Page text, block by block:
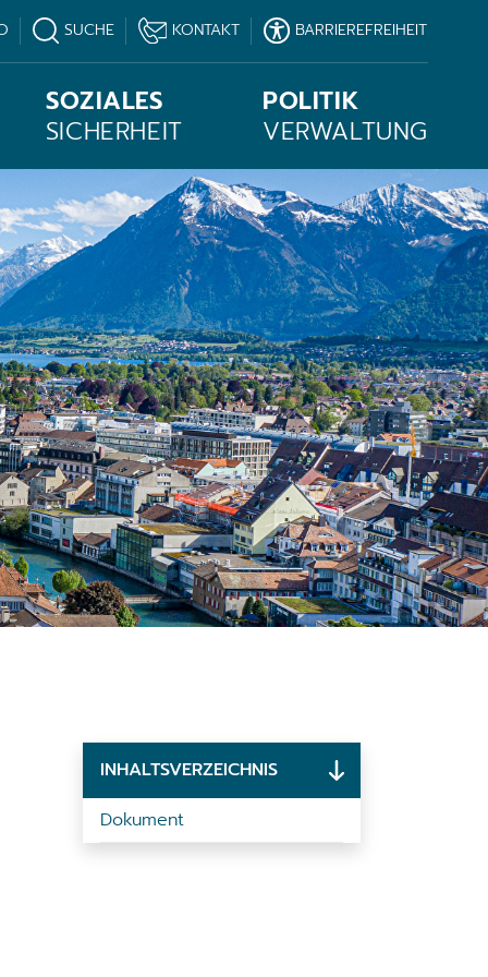
SUCHE KONTAKT BARRIEREFREIHEIT
SOZIALES
SICHERHEIT
POLITIK
VERWALTUNG
INHALTSVERZEICHNIS
Dokument